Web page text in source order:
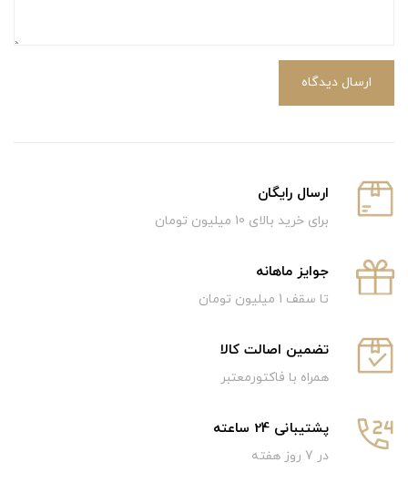
ارسال دیدگاه
ارسال رایگان
برای خرید بالای 10 میلیون تومان
جوایز ماهانه
تا سقف 1 میلیون تومان
تضمین اصالت کالا
همراه با فاکتورمعتبر
پشتیبانی 24 ساعته
در 7 روز هفته